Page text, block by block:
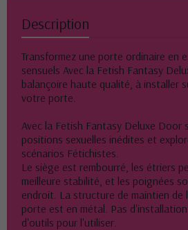
Description
Transformez une porte ordinaire en
sensuels Avec la Fetish Fantasy
balançoire haute qualité, à installer
votre porte.
Avec la Fetish Fantasy Deluxe Door
positions sexuelles inédites et
scénarios Fétichistes.
Le siège est rembourré, les étriers
meilleure stabilité, et les poignées
endroit. La structure de maintien de
porte est en métal. Pas
d'outils pour l'utiliser.